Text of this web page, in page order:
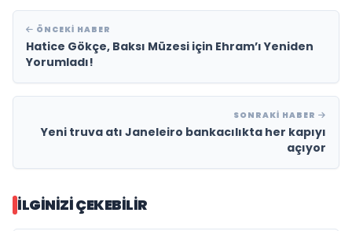
ÖNCEKI HABER
Hatice Gökçe, Baksı Müzesi için Ehram’ı Yeniden
Yorumladı!
SONRAKI HABER
Yeni truva atı Janeleiro bankacılıkta her kapıyı
açıyor
İLGINIZI ÇEKEBILIR